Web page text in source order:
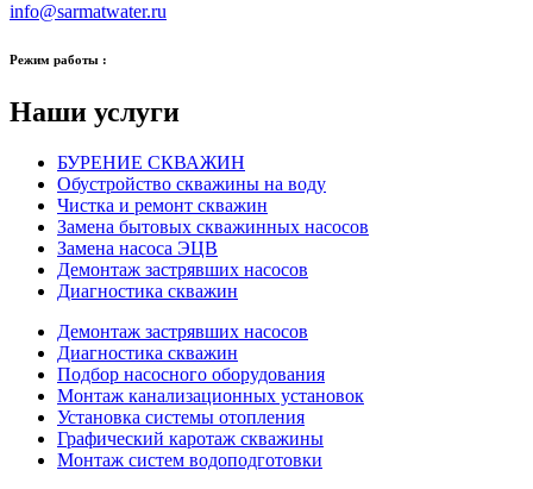
info@sarmatwater.ru
Режим работы :
Наши услуги
БУРЕНИЕ СКВАЖИН
Обустройство скважины на воду
Чистка и ремонт скважин
Замена бытовых скважинных насосов
Замена насоса ЭЦВ
Демонтаж застрявших насосов
Диагностика скважин
Демонтаж застрявших насосов
Диагностика скважин
Подбор насосного оборудования
Монтаж канализационных установок
Установка системы отопления
Графический каротаж скважины
Монтаж систем водоподготовки